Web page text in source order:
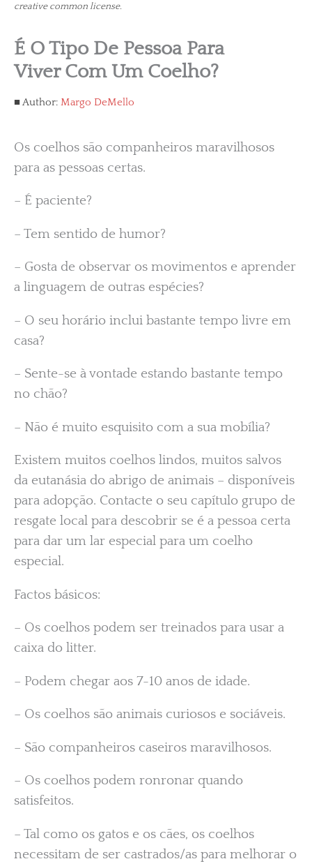
creative common license.
É O Tipo De Pessoa Para
Viver Com Um Coelho?
Author: Margo DeMello
Os coelhos são companheiros maravilhosos
para as pessoas certas.
– É paciente?
– Tem sentido de humor?
– Gosta de observar os movimentos e aprender
a linguagem de outras espécies?
– O seu horário inclui bastante tempo livre em
casa?
– Sente-se à vontade estando bastante tempo
no chão?
– Não é muito esquisito com a sua mobília?
Existem muitos coelhos lindos, muitos salvos
da eutanásia do abrigo de animais – disponíveis
para adopção. Contacte o seu capítulo grupo de
resgate local para descobrir se é a pessoa certa
para dar um lar especial para um coelho
especial.
Factos básicos:
– Os coelhos podem ser treinados para usar a
caixa do litter.
– Podem chegar aos 7-10 anos de idade.
– Os coelhos são animais curiosos e sociáveis.
– São companheiros caseiros maravilhosos.
– Os coelhos podem ronronar quando
satisfeitos.
– Tal como os gatos e os cães, os coelhos
necessitam de ser castrados/as para melhorar o